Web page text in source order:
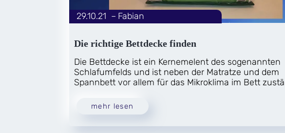
Die richtige Bettdecke finden
Fabian
29.10.21
Die Bettdecke ist ein Kernemelent des sogenannten
Schlafumfelds und ist neben der Matratze und dem
Spannbett vor allem für das Mikroklima im Bett
mehr lesen